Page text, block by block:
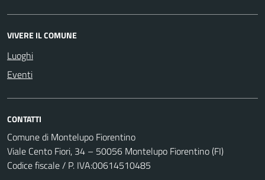
VIVERE IL COMUNE
Luoghi
Eventi
CONTATTI
Comune di Montelupo Fiorentino
Viale Cento Fiori, 34 – 50056 Montelupo Fiorentino (FI)
Codice fiscale / P. IVA:00614510485